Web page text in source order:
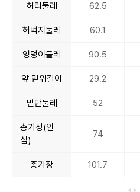
허리둘레 62.5
허벅지둘레 60.1
엉덩이둘레 90.5
앞 밑위길이 29.2
밑단둘레 52
총기장(인
심)
74
총기장 101.7